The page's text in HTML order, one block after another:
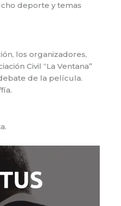
deporte y temas
los organizadores,
Civil “La Ventana”
de la película.